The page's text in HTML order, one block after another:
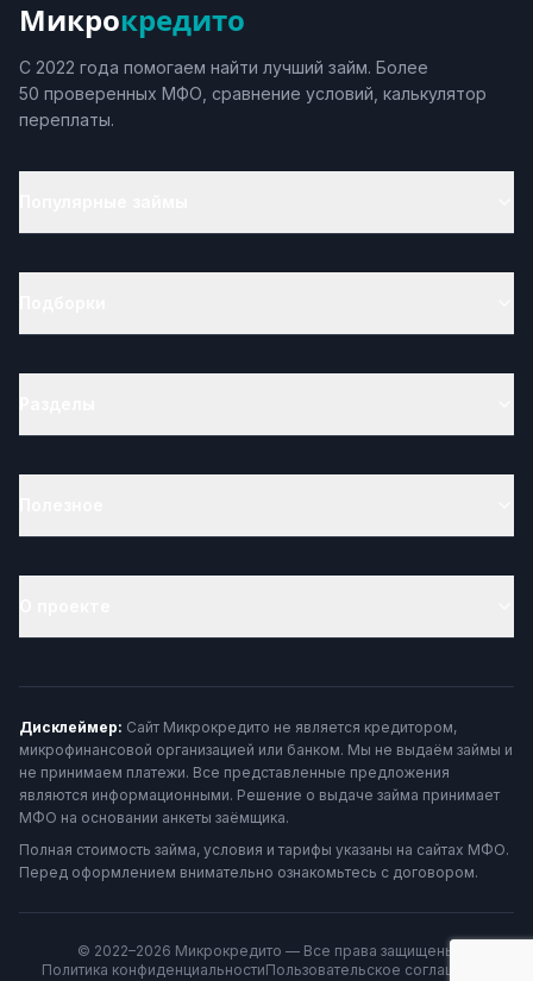
Микрокредито
С 2022 года помогаем найти лучший займ. Более
50 проверенных МФО, сравнение условий, калькулятор
переплаты.
Дисклеймер: Сайт Микрокредито не является кредитором,
микрофинансовой организацией или банком. Мы не выдаём займы и
не принимаем платежи. Все представленные предложения
являются информационными. Решение о выдаче займа принимает
МФО на основании анкеты заёмщика.
Полная стоимость займа, условия и тарифы указаны на сайтах МФО.
Перед оформлением внимательно ознакомьтесь с договором.
© 2022–2026 Микрокредито — Все права защищены
Политика конфиденциальностиПользовательское соглашение